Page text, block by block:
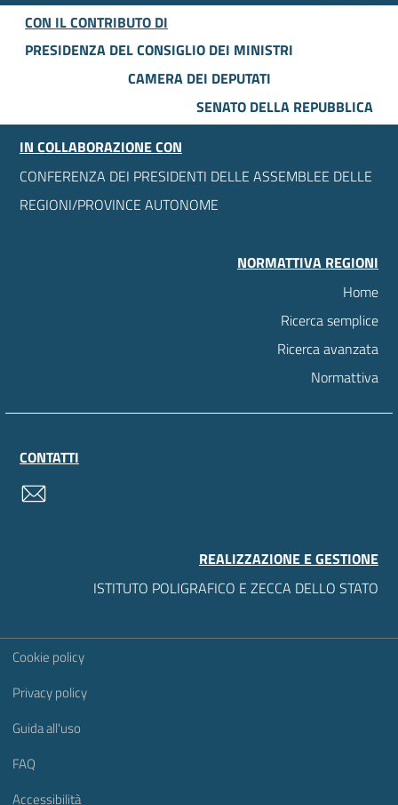
CON IL CONTRIBUTO DI
PRESIDENZA DEL CONSIGLIO DEI MINISTRI
CAMERA DEI DEPUTATI
SENATO DELLA REPUBBLICA
IN COLLABORAZIONE CON
CONFERENZA DEI PRESIDENTI DELLE ASSEMBLEE DELLE
REGIONI/PROVINCE AUTONOME
NORMATTIVA REGIONI
Home
Ricerca semplice
Ricerca avanzata
Normattiva
CONTATTI
REALIZZAZIONE E GESTIONE
ISTITUTO POLIGRAFICO E ZECCA DELLO STATO
Sezione Link Utili
Cookie policy
Privacy policy
Guida all'uso
FAQ
Accessibilità